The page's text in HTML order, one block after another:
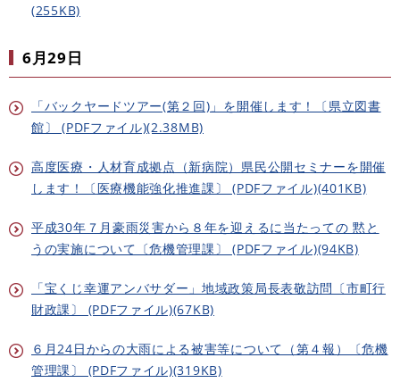
(255KB)
6月29日
「バックヤードツアー(第２回)」を開催します！〔県立図書
館〕 (PDFファイル)(2.38MB)
高度医療・人材育成拠点（新病院）県民公開セミナーを開催
します！〔医療機能強化推進課〕 (PDFファイル)(401KB)
平成30年７月豪雨災害から８年を迎えるに当たっての 黙と
うの実施について〔危機管理課〕 (PDFファイル)(94KB)
「宝くじ幸運アンバサダー」地域政策局長表敬訪問〔市町行
財政課〕 (PDFファイル)(67KB)
６月24日からの大雨による被害等について（第４報）〔危機
管理課〕 (PDFファイル)(319KB)